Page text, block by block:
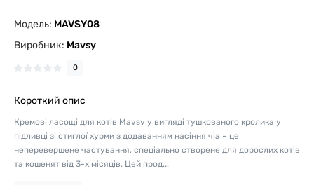
Модель: MAVSY08
Виробник: Mavsy
0
Короткий опис
Кремові ласощі для котів Mavsy у вигляді тушкованого кролика у
підливці зі стиглої хурми з додаванням насіння чіа – це
неперевершене частування, спеціально створене для дорослих котів
та кошенят від 3-х місяців. Цей прод...